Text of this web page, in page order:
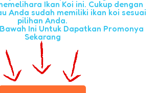
Ikan Koi ini. Cukup dengan
Anda sudah memiliki ikan koi sesuai
pilihan Anda.
Ini Untuk Dapatkan Promonya
Sekarang